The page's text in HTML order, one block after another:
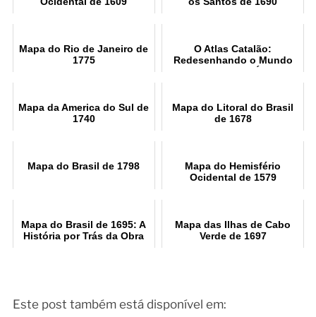
Mapa do Rio de Janeiro de
1775
O Atlas Catalão:
Redesenhando o Mundo
Mapa da America do Sul de
1740
Mapa do Litoral do Brasil
de 1678
Mapa do Brasil de 1798
Mapa do Hemisfério
Ocidental de 1579
Mapa do Brasil de 1695: A
História por Trás da Obra
Mapa das Ilhas de Cabo
Verde de 1697
Este post também está disponível em: